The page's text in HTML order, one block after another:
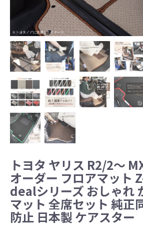
トヨタ ヤリス R2/2～
オーダー フロアマット
dealシリーズ おしゃれ
マット 全席セット 純正
防止 日本製 ケアスター